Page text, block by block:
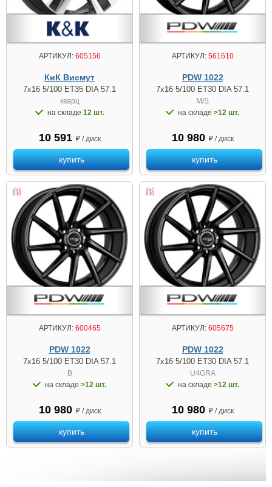
АРТИКУЛ:605156
КиК Висмут
7x16 5/100 ET35 DIA 57.1
кварц
на складе 12 шт.
10 591 ₽ / диск
купить
АРТИКУЛ:561610
PDW 1022
7x16 5/100 ET30 DIA 57.1
M/S
на складе >12 шт.
10 980 ₽ / диск
купить
АРТИКУЛ:600465
PDW 1022
7x16 5/100 ET30 DIA 57.1
B
на складе >12 шт.
10 980 ₽ / диск
купить
АРТИКУЛ:605675
PDW 1022
7x16 5/100 ET30 DIA 57.1
U4GRA
на складе >12 шт.
10 980 ₽ / диск
купить